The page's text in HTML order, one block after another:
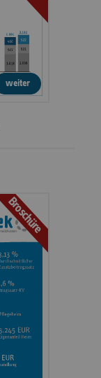
weiter
Broschüre